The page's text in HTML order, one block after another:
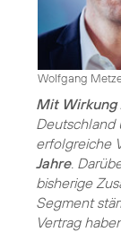
Wolfgang
Mit Wirkung
Deutschland
erfolgreiche
Jahre.
bisherige
Segment
Vertrag